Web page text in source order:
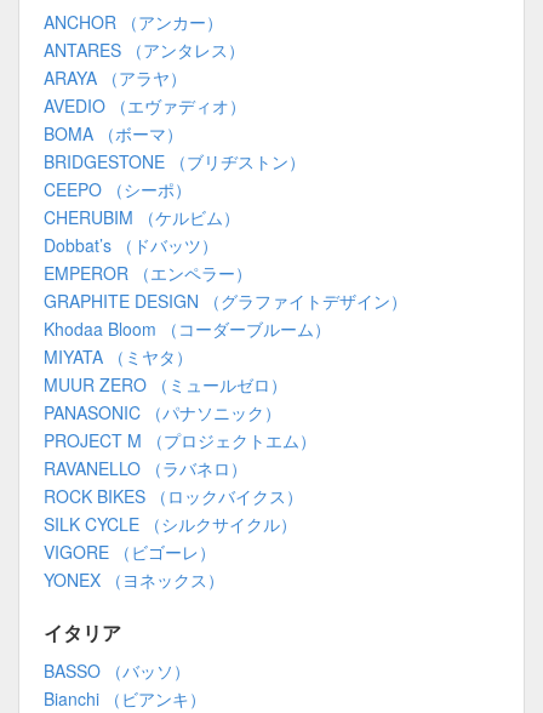
ANCHOR （アンカー）
ANTARES （アンタレス）
ARAYA （アラヤ）
AVEDIO （エヴァディオ）
BOMA （ボーマ）
BRIDGESTONE （ブリヂストン）
CEEPO （シーポ）
CHERUBIM （ケルビム）
Dobbat’s （ドバッツ）
EMPEROR （エンペラー）
GRAPHITE DESIGN （グラファイトデザイン）
Khodaa Bloom （コーダーブルーム）
MIYATA （ミヤタ）
MUUR ZERO （ミュールゼロ）
PANASONIC （パナソニック）
PROJECT M （プロジェクトエム）
RAVANELLO （ラバネロ）
ROCK BIKES （ロックバイクス）
SILK CYCLE （シルクサイクル）
VIGORE （ビゴーレ）
YONEX （ヨネックス）
イタリア
BASSO （バッソ）
Bianchi （ビアンキ）